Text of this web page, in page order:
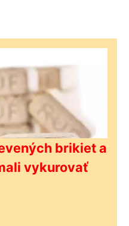
brikiet a
vykurovať